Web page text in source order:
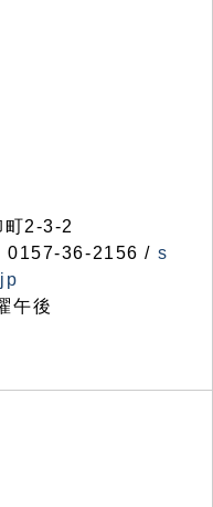
2-3-2
0157-36-2156 / s
午後